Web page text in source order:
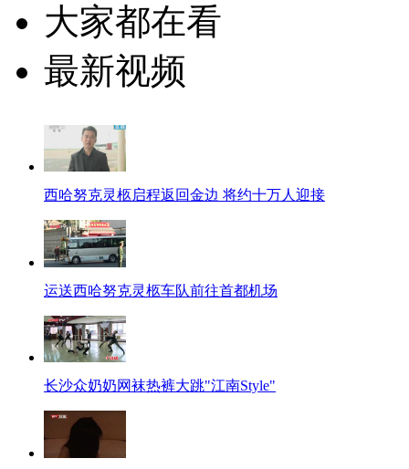
大家都在看
最新视频
西哈努克灵柩启程返回金边 将约十万人迎接
运送西哈努克灵柩车队前往首都机场
长沙众奶奶网袜热裤大跳"江南Style"